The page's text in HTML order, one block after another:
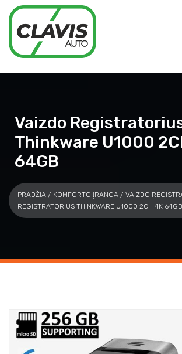
Vaizdo
Thinkware U1000
64GB
PRADŽIA / KOMFORTO ĮRANGA / VAIZDO
REGISTRATORIUS THINKWARE U1000 2CH 4K 64GB